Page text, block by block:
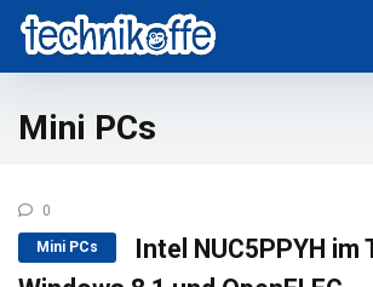
Mini PCs
0
Mini PCs
Intel NUC5PPYH